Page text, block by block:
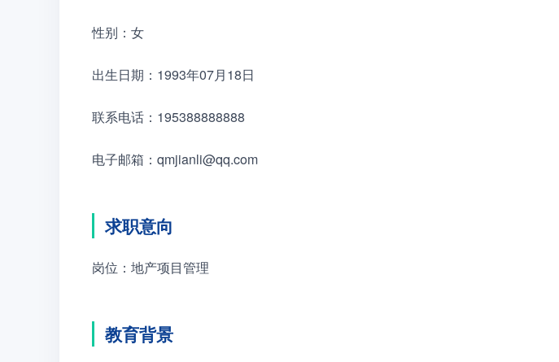
性别：女
出生日期：1993年07月18日
联系电话：195388888888
电子邮箱：qmjianli@qq.com
求职意向
岗位：地产项目管理
教育背景